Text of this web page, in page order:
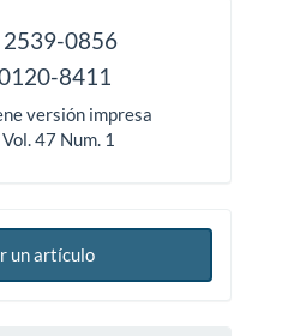
2539-0856
8411
versión impresa
47 Num. 1
un artículo